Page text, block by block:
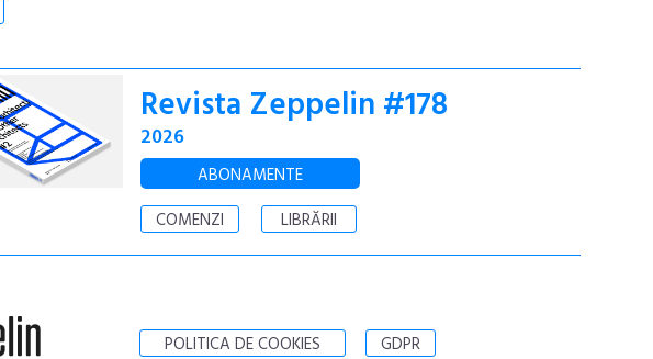
Revista Zeppelin #178
2026
ABONAMENTE
COMENZI
LIBRĂRII
POLITICA DE COOKIES GDPR